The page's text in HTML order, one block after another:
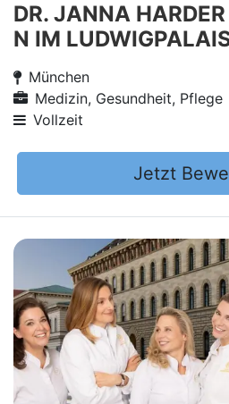
DR. JANNA
N IM
München
Medizin, Gesundheit, Pflege
Vollzeit
Jetzt